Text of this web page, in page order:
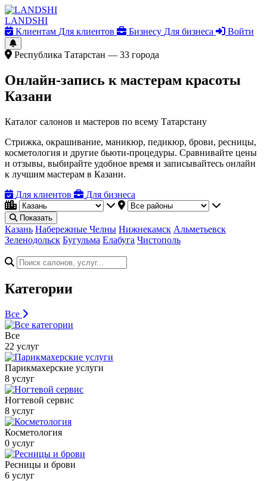
LANDSHI
Клиентам Для клиентов Бизнесу Для бизнеса Войти
Республика Татарстан — 33 города
Онлайн-запись к мастерам красоты
Казани
Каталог салонов и мастеров по всему Татарстану
Стрижка, окрашивание, маникюр, педикюр, брови, ресницы,
косметология и другие бьюти-процедуры. Сравнивайте цены
и отзывы, выбирайте удобное время и записывайтесь онлайн
к лучшим мастерам в Казани.
Для клиентов
Для бизнеса
Показать
Казань Набережные Челны Нижнекамск Альметьевск
Зеленодольск Бугульма Елабуга Чистополь
Категории
Все
Все
22 услуг
Парикмахерские услуги
8 услуг
Ногтевой сервис
8 услуг
Косметология
0 услуг
Ресницы и брови
6 услуг